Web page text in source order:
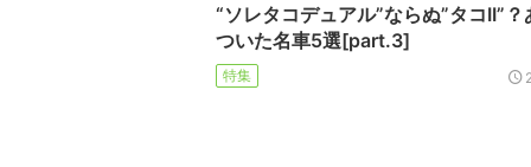
“ソレタコデュアル”ならぬ”タコII”
ついた名車5選[part.3]
特集